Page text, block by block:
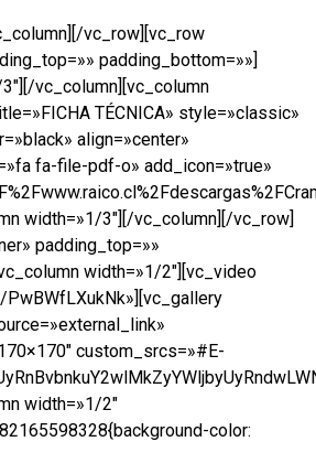
vc_row][vc_row
padding_bottom=»»]
vc_column][vc_column
TÉCNICA» style=»classic»
align=»center»
fa-file-pdf-o» add_icon=»true»
width=»1/3″][/vc_column][/vc_row]
padding_top=»»
width=»1/2″][vc_video
PwBWfLXukNk»][vc_gallery
custom_srcs=»#E-
width=»1/2″
color: